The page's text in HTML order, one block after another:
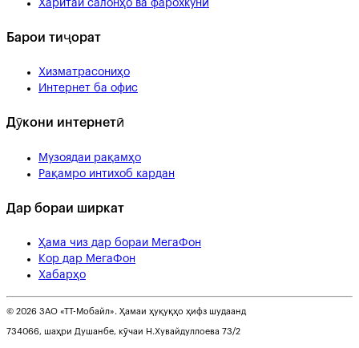
Харитаи салонҳо ва фарохкунӣ
Барои тиҷорат
Хизматрасониҳо
Интернет ба офис
Дӯкони интернетӣ
Музоядаи рақамҳо
Рақамро интихоб кардан
Дар бораи ширкат
Ҳама чиз дар бораи МегаФон
Кор дар МегаФон
Хабарҳо
© 2026 ЗАО «ТТ-Мобайл». Ҳамаи ҳуқуқҳо ҳифз шудаанд
734066, шаҳри Душанбе, кӯчаи Н.Хувайдуллоева 73/2